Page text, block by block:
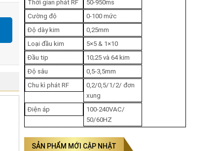
sự
trội
Thời gian phát RF
50-950ms
Cường độ
0-100 mức
Độ dày kim
0,25mm
Loại đầu kim
5×5 & 1×10
Đầu tip
10;25 và 64 kim
Độ sâu
0,5-3,5mm
Chu kì phát RF
0,2/0,5/1/2/ đơn
xung
Điện áp
100-240VAC/
50/60HZ
SẢN PHẨM MỚI CẬP NHẬT